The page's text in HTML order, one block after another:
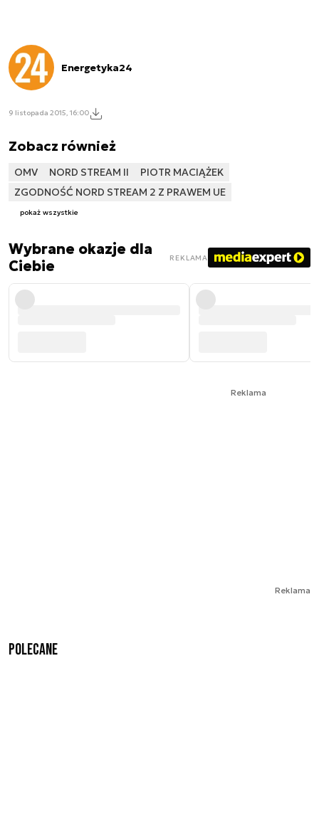
Energetyka24
9 listopada 2015, 16:00
Zobacz również
OMV NORD STREAM II
PIOTR MACIĄŻEK
ZGODNOŚĆ NORD STREAM 2 Z PRAWEM UE
pokaż wszystkie
Wybrane okazje dla
Ciebie
REKLAMA
Reklama
Reklama
Polecane